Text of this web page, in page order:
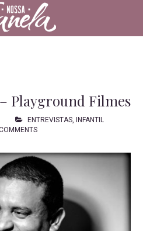
Playground Filmes
ENTREVISTAS,
INFANTIL